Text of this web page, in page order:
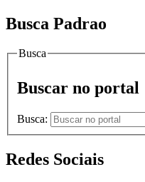
Busca Padrao
Busca
Buscar no portal
Busca:
Redes Sociais